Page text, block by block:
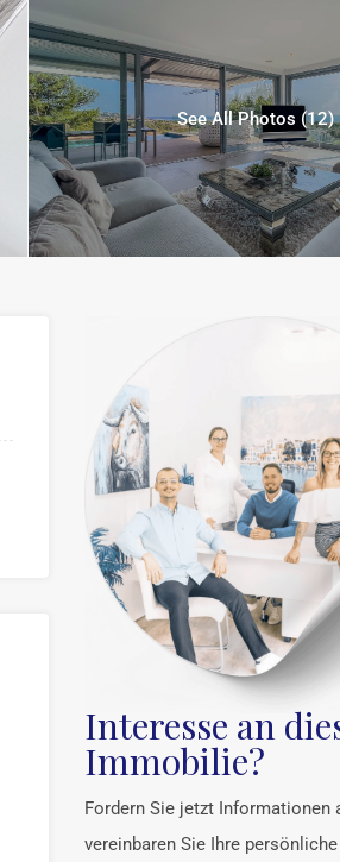
See All Photos (12)
Interesse an
Immobilie?
Fordern Sie jetzt Informationen
vereinbaren Sie Ihre